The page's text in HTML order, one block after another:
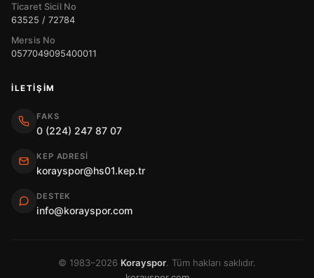
Ticaret Sicil No
63525 / 72784
Mersis No
0577049095400011
İLETIŞIM
FAKS
0 (224) 247 87 07
KEP ADRESI
korayspor@hs01.kep.tr
DESTEK
info@korayspor.com
© 1983–2026 Korayspor. Tüm hakları saklıdır.